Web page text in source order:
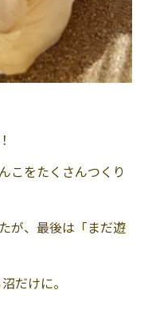
こをたくさんつくり
が、最後は「まだ遊
だけに。